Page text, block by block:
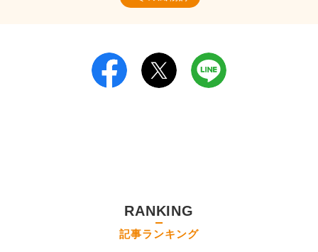
RANKING
記事ランキング